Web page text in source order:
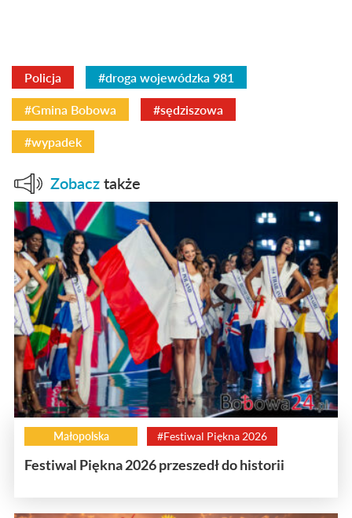
Policja #droga wojewódzka 981
#Gmina Bobowa #sędziszowa
#wypadek
Zobacz także
Małopolska #Festiwal Piękna 2026
Festiwal Piękna 2026 przeszedł do historii